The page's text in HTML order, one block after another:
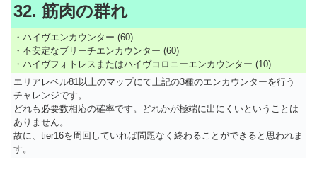
32. 筋肉の群れ
・ハイヴエンカウンター (60)
・不安定なブリーチエンカウンター (60)
・ハイヴフォトレスまたはハイヴコロニーエンカウンター (10)
エリアレベル81以上のマップにて上記の3種のエンカウンターを行う
チャレンジです。
どれも必要数相応の確率です。どれかが極端に出にくいということは
ありません。
故に、tier16を周回していれば問題なく終わることができると思われま
す。